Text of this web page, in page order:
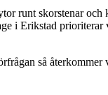
runt skorstenar och
i Erikstad prioriterar
så återkommer